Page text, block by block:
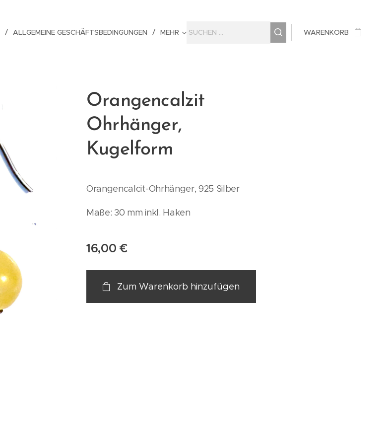
ALLGEMEINE GESCHÄFTSBEDINGUNGEN MEHR WARENKORB
Orangencalzit
Ohrhänger,
Kugelform
Orangencalcit-Ohrhänger, 925 Silber
Maße: 30 mm inkl. Haken
16,00 €
Zum Warenkorb hinzufügen